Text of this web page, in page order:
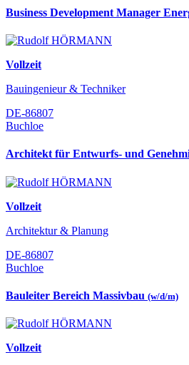
Business Development Manager
Vollzeit
Bauingenieur & Techniker
DE-86807
Buchloe
Architekt für Entwurfs- und
Vollzeit
Architektur & Planung
DE-86807
Buchloe
Bauleiter Bereich Massivbau (w/d/m)
Vollzeit